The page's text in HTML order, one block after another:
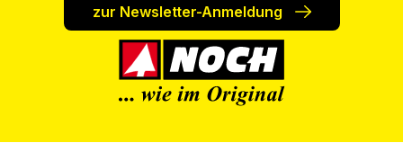
zur Newsletter-Anmeldung